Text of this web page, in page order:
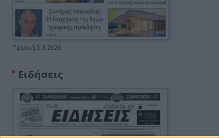
Πρωινή 5-8-2026
Ειδήσεις